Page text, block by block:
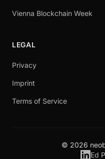
Vienna Blockchain Week
LEGAL
Privacy
Imprint
Terms of Service
© 2026
Ed